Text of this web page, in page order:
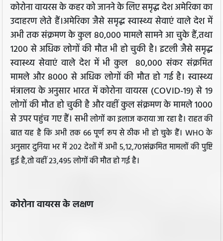
कोरोना वायरस के कहर को जानने के लिए समृद्ध देश अमेरिका का
उदाहरण लेते हैं।अमेरिका जैसे समृद्ध स्वास्थ्य सेवाएं वाले देश में
अभी तक संक्रमण के कुल 80,000 मामले सामने आ चुके हैं,तथा
1200 से अधिक लोगों की मौत भी हो चुकी है। इटली जैसे समृद्ध
स्वास्थ्य सेवाएं वाले देश में भी कुल 80,000 संकर संक्रमित
मामले और 8000 से अधिक लोगों की मौत हो गई है। स्वास्थ्य
मंत्रालय के अनुसार भारत में कोरोना वायरस (COVID-19) से 19
लोगों की मौत हो चुकी है और वहीं कुल संक्रमण के मामले 1000
से उपर पहुंच गए हैं। सभीलोगों का इलाज कराया जा रहा है। राहत की
बात यह है कि अभी तक 66 पूर्ण रूप से ठीक भी हो चुके हैं। WHO के
अनुसार दुनिया भर में 202 देशों में अभी 5,12,701संक्रमित मामलों की पुष्टि
हुई है,तो वहीं 23,495 लोगों की मौत हो गई है।
कोरोना वायरस के लक्षण